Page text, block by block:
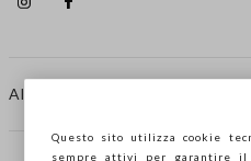
AIUTO
Questo sito utilizza cookie
sempre attivi per garantire